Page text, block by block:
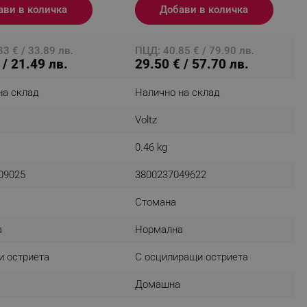
в количка Добави в количка
€ / 33.89 лв.
21.49 лв.
ПЦД: 40.85 € / 79.90 лв.
29.50 € / 57.70 лв.
склад Налично на склад
Voltz
0.46 kg
3800237049622
Стомана
Нормална
остриета С осцилиращи остриета
Домашна
which is cancelled
to Segmentify servers
installed
status and